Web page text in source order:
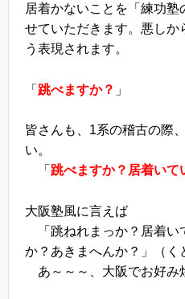
居着かないことを「練功
せていただきます。悪しか
う表現されます。
「 跳べますか？ 」
皆さんも、1系の稽古の際
い。
「 跳べますか？居着いて
大阪塾風に言えば
「跳ねれまっか？居着い
か？あきまへんか？」（く
あ～～～、大阪でお好み